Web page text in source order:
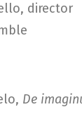
director
De